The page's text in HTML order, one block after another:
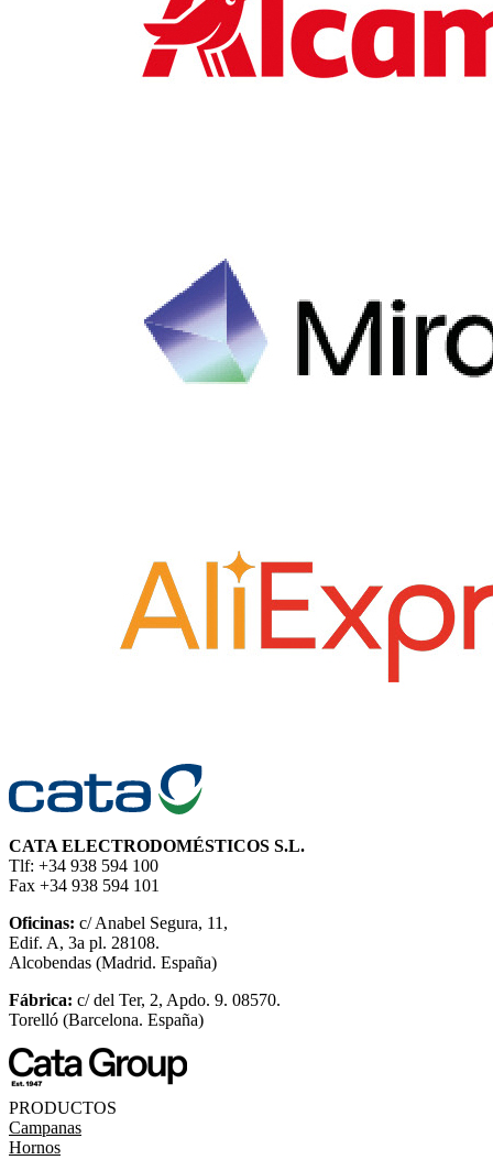
CATA ELECTRODOMÉSTICOS S.L.
Tlf: +34 938 594 100
Fax +34 938 594 101
Oficinas: c/ Anabel Segura, 11,
Edif. A, 3a pl. 28108.
Alcobendas (Madrid. España)
Fábrica: c/ del Ter, 2, Apdo. 9. 08570.
Torelló (Barcelona. España)
PRODUCTOS
Campanas
Hornos